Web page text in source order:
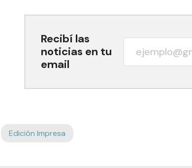
Recibí las
noticias en tu
email
Edición Impresa